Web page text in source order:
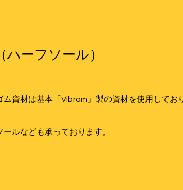
ハーフソール）
ム資材は基本「Vibram」製の資材を使用してお
ールなども承っております。